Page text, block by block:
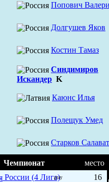
Попович
Долгушев Яков
Костин Тамаз
Синдимиров
Искандер K
Каюнс Илья
Полещук Умед
Старков Салават
Чемпионат
место
России (4 Лига)
gray
16